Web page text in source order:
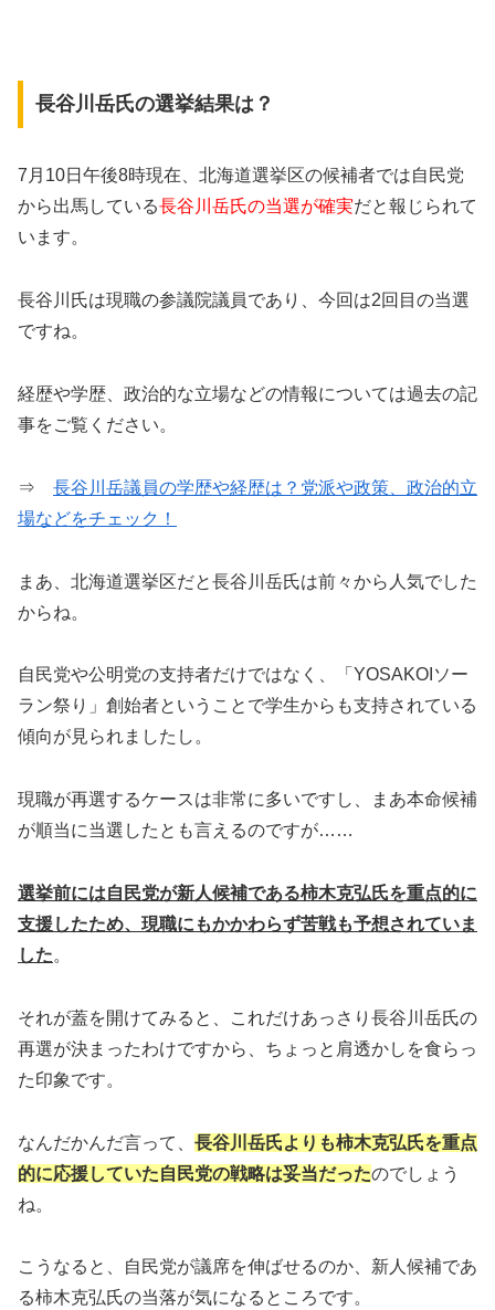
長谷川岳氏の選挙結果は？
7月10日午後8時現在、北海道選挙区の候補者では自民党
から出馬している長谷川岳氏の当選が確実だと報じられて
います。
長谷川氏は現職の参議院議員であり、今回は2回目の当選
ですね。
経歴や学歴、政治的な立場などの情報については過去の記
事をご覧ください。
⇒ 長谷川岳議員の学歴や経歴は？党派や政策、政治的立
場などをチェック！
まあ、北海道選挙区だと長谷川岳氏は前々から人気でした
からね。
自民党や公明党の支持者だけではなく、「YOSAKOIソー
ラン祭り」創始者ということで学生からも支持されている
傾向が見られましたし。
現職が再選するケースは非常に多いですし、まあ本命候補
が順当に当選したとも言えるのですが……
選挙前には自民党が新人候補である柿木克弘氏を重点的に
支援したため、現職にもかかわらず苦戦も予想されていま
した。
それが蓋を開けてみると、これだけあっさり長谷川岳氏の
再選が決まったわけですから、ちょっと肩透かしを食らっ
た印象です。
なんだかんだ言って、 長谷川岳氏よりも柿木克弘氏を重点
的に応援していた自民党の戦略は妥当だったのでしょう
ね。
こうなると、自民党が議席を伸ばせるのか、新人候補であ
る柿木克弘氏の当落が気になるところです。